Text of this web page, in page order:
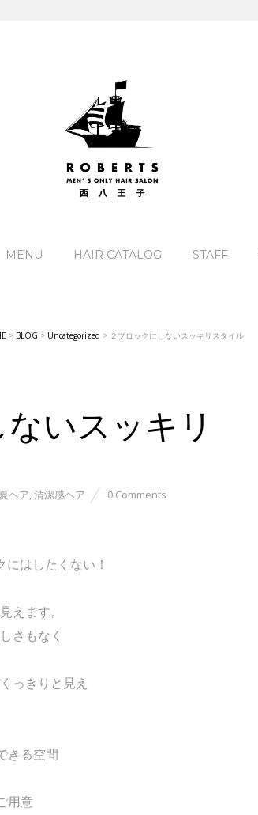
MENU HAIR CATALOG STAFF
> BLOG > Uncategorized > ２ブロックにしないスッキリスタイル
いスッキリ
夏ヘア,清潔感ヘア 0 Comments
はしたくない！
えます。
さもなく
っきりと見え
きる空間
用意